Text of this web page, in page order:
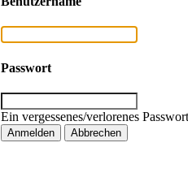
Passwort
Ein vergessenes/verlorenes